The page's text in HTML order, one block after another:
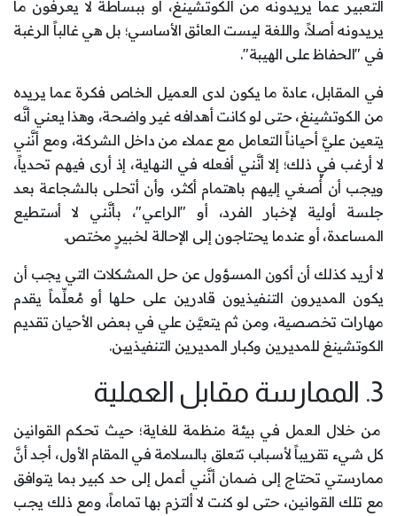
التعبير عما يريدونه من الكوتشينغ، أو ببساطة لا يعرفون ما
يريدونه أصلاً، واللغة ليست العائق الأساسي؛ بل هي غالباً الرغبة
في "الحفاظ على الهيبة".
في المقابل، عادة ما يكون لدى العميل الخاص فكرة عما يريده
من الكوتشينغ، حتى لو كانت أهدافه غير واضحة، وهذا يعني أنَّه
يتعين عليَّ أحياناً التعامل مع عملاء من داخل الشركة، ومع أنَّني
لا أرغب في ذلك؛ إلا أنَّني أفعله في النهاية، إذ أرى فيهم تحدياً،
ويجب أن أُصغي إليهم باهتمام أكثر، وأن أتحلى بالشجاعة بعد
جلسة أولية لإخبار الفرد، أو "الراعي"، بأنَّني لا أستطيع
المساعدة، أو عندما يحتاجون إلى الإحالة لخبيرٍ مختص.
لا أريد كذلك أن أكون المسؤول عن حل المشكلات التي يجب أن
يكون المديرون التنفيذيون قادرين على حلها أو مُعلِّماً يقدم
مهارات تخصصية، ومن ثم يتعيَّن علي في بعض الأحيان تقديم
الكوتشينغ للمديرين وكبار المديرين التنفيذيين.
3. الممارسة مقابل العملية
من خلال العمل في بيئة منظمة للغاية؛ حيث تحكم القوانين
كل شيء تقريباً لأسباب تتعلق بالسلامة في المقام الأول، أجد أنَّ
ممارستي تحتاج إلى ضمان أنَّني أعمل إلى حد كبير بما يتوافق
مع تلك القوانين، حتى لو كنت لا ألتزم بها تماماً، ومع ذلك يجب